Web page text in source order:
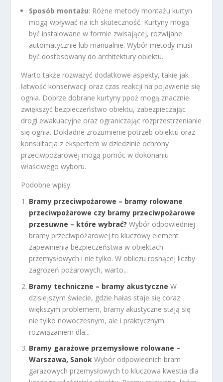
Sposób montażu: Różne metody montażu kurtyn
mogą wpływać na ich skuteczność. Kurtyny mogą
być instalowane w formie zwisającej, rozwijane
automatycznie lub manualnie. Wybór metody musi
być dostosowany do architektury obiektu.
Warto także rozważyć dodatkowe aspekty, takie jak
łatwość konserwacji oraz czas reakcji na pojawienie się
ognia. Dobrze dobrane kurtyny ppoż mogą znacznie
zwiększyć bezpieczeństwo obiektu, zabezpieczając
drogi ewakuacyjne oraz ograniczając rozprzestrzenianie
się ognia. Dokładne zrozumienie potrzeb obiektu oraz
konsultacja z ekspertem w dziedzinie ochrony
przeciwpożarowej mogą pomóc w dokonaniu
właściwego wyboru.
Podobne wpisy:
Bramy przeciwpożarowe – bramy rolowane
przeciwpożarowe czy bramy przeciwpożarowe
przesuwne – które wybrać? Wybór odpowiedniej
bramy przeciwpożarowej to kluczowy element
zapewnienia bezpieczeństwa w obiektach
przemysłowych i nie tylko. W obliczu rosnącej liczby
zagrożeń pożarowych, warto...
Bramy techniczne – bramy akustyczne W
dzisiejszym świecie, gdzie hałas staje się coraz
większym problemem, bramy akustyczne stają się
nie tylko nowoczesnym, ale i praktycznym
rozwiązaniem dla...
Bramy garażowe przemysłowe rolowane –
Warszawa, Sanok Wybór odpowiednich bram
garażowych przemysłowych to kluczowa kwestia dla